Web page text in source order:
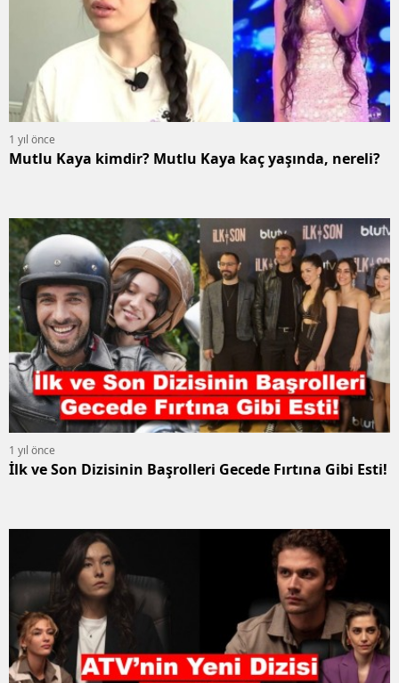
1 yıl önce
Mutlu Kaya kimdir? Mutlu Kaya kaç yaşında, nereli?
1 yıl önce
İlk ve Son Dizisinin Başrolleri Gecede Fırtına Gibi Esti!